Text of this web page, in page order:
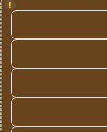
!